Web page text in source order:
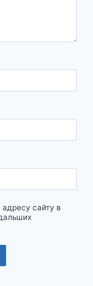
адресу сайту в